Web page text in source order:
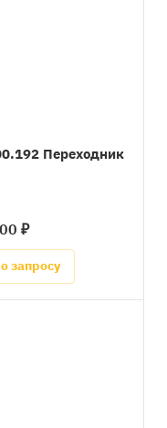
Переходник
₽
запросу